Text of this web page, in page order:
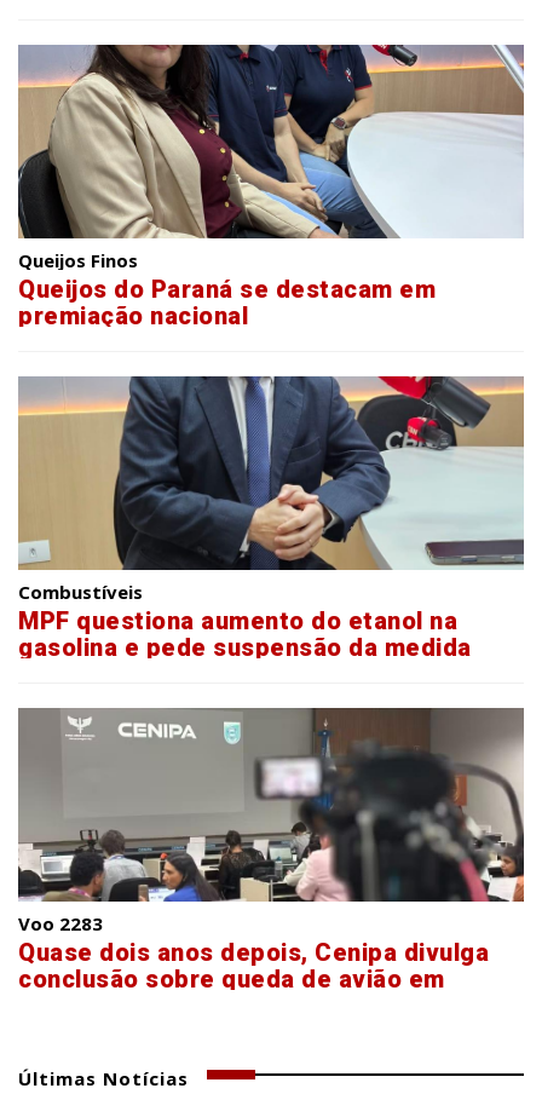
Queijos Finos
Queijos do Paraná se destacam em
premiação nacional
Combustíveis
MPF questiona aumento do etanol na
gasolina e pede suspensão da medida
Voo 2283
Quase dois anos depois, Cenipa divulga
conclusão sobre queda de avião em
Últimas Notícias